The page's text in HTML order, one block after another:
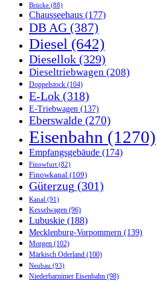
Brücke (88)
Chausseehaus (177)
DB AG (387)
Diesel (642)
Diesellok (329)
Dieseltriebwagen (208)
Doppelstock (104)
E-Lok (318)
E-Triebwagen (137)
Eberswalde (270)
Eisenbahn (1270)
Empfangsgebäude (174)
Finowfurt (82)
Finowkanal (109)
Güterzug (301)
Kanal (91)
Kesselwagen (96)
Lubuskie (188)
Mecklenburg-Vorpommern (139)
Morgen (102)
Märkisch Oderland (100)
Neubau (93)
Niederbarnimer Eisenbahn (98)